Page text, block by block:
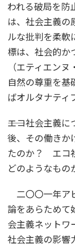
われる破局を防
は、社会主義の
ルな批判を柔軟
標は、社会的か
（エティエンヌ
自然の尊重を基
ばオルタナティ
――エコ社会主義
後、その働きか
たのか？ エコ
どのようなもの
二〇〇一年ア
論をあらためて
会主義ネットワ
社会主義の影響